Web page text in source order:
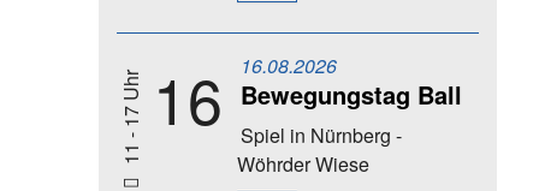
11 - 17 Uhr 16 16.08.2026
Bewegungstag Ball
Spiel in Nürnberg -
Wöhrder Wiese